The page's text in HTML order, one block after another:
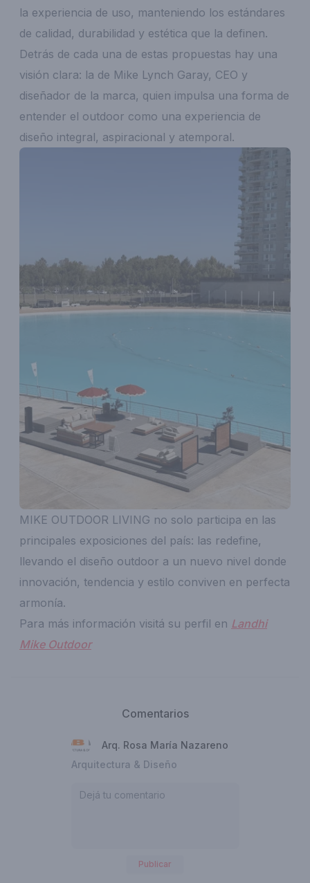
la experiencia de uso, manteniendo los estándares
de calidad, durabilidad y estética que la definen.
Detrás de cada una de estas propuestas hay una
visión clara: la de Mike Lynch Garay, CEO y
diseñador de la marca, quien impulsa una forma de
entender el outdoor como una experiencia de
diseño integral, aspiracional y atemporal.
MIKE OUTDOOR LIVING no solo participa en las
principales exposiciones del país: las redefine,
llevando el diseño outdoor a un nuevo nivel donde
innovación, tendencia y estilo conviven en perfecta
armonía.
Para más información visitá su perfil en Landhi
Mike Outdoor
Comentarios
Arq. Rosa María Nazareno
Arquitectura & Diseño
Publicar